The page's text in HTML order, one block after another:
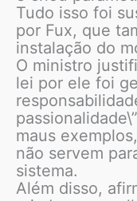
Tudo isso foi
por Fux, que
instalação do
O ministro
lei por ele foi
maus
não servem
sistema.
Além disso,